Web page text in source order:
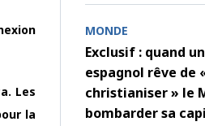
Les
la
MONDE
Exclusif : quand
espagnol rêve de
christianiser » le
bombarder sa